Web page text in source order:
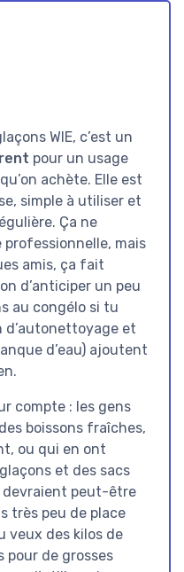
WIE, c’est un
pour un usage
achète. Elle est
simple à utiliser et
Ça ne
professionnelle, mais
amis, ça fait
d’anticiper un peu
au congélo si tu
et
d’eau) ajoutent
compte : les gens
boissons fraîches,
ou qui en ont
et des sacs
devraient peut-être
très peu de place
veux des kilos de
pour de grosses